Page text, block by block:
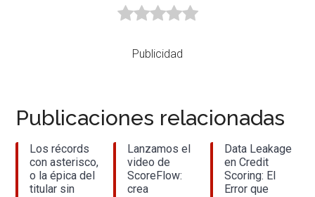
Publicidad
Publicaciones relacionadas
Los récords
con asterisco,
o la épica del
titular sin
Lanzamos el
video de
ScoreFlow:
crea
Data Leakage
en Credit
Scoring: El
Error que